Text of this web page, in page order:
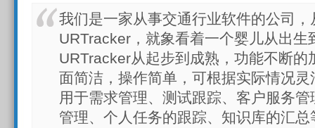
我们是一家从事交通行业软件的公司
URTracker，就象看着一个婴儿从出生
URTracker从起步到成熟，功能不断
面简洁，操作简单，可根据实际情况
用于需求管理、测试跟踪、客户服务
管理、个人任务的跟踪、知识库的汇